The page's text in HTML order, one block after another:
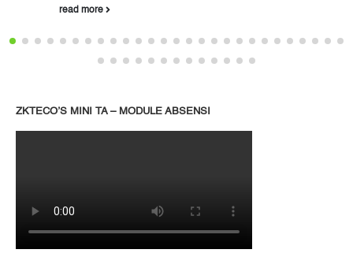
read more
ZKTECO’S MINI TA – MODULE ABSENSI